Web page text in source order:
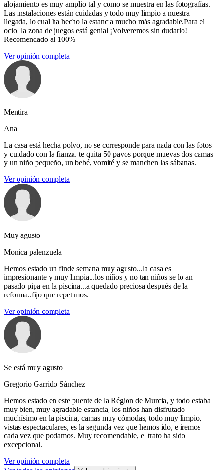
alojamiento es muy amplio tal y como se muestra en las fotografías. ​
Las instalaciones están cuidadas y todo muy limpio a nuestra
llegada, lo cual ha hecho la estancia mucho más agradable. ​Para el
ocio, la zona de juegos está genial. ​¡Volveremos sin dudarlo!
Recomendado al 100%
Ver opinión completa
Mentira
Ana
La casa está hecha polvo, no se corresponde para nada con las fotos
y cuidado con la fianza, te quita 50 pavos porque muevas dos camas
y un niño pequeño, un bebé, vomité y se manchen las sábanas.
Ver opinión completa
Muy agusto
Monica palenzuela
Hemos estado un finde semana muy agusto...la casa es
impresionante y muy limpia...los niños y no tan niños se lo an
pasado pipa en la piscina...a quedado preciosa después de la
reforma..fijo que repetimos.
Ver opinión completa
Se está muy agusto
Gregorio Garrido Sánchez
Hemos estado en este puente de la Région de Murcia, y todo estaba
muy bien, muy agradable estancia, los niños han disfrutado
muchísimo en la piscina, camas muy cómodas, todo muy limpio,
vistas espectaculares, es la segunda vez que hemos ido, e iremos
cada vez que podamos. Muy recomendable, el trato ha sido
excepcional.
Ver opinión completa